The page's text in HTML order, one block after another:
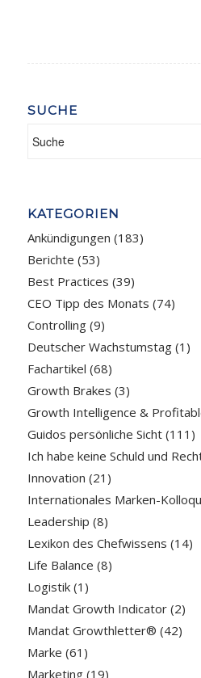
SUCHE
KATEGORIEN
Ankündigungen (183)
Berichte (53)
Best Practices (39)
CEO Tipp des Monats (74)
Controlling(9)
Deutscher Wachstumstag(1)
Fachartikel (68)
Growth Brakes (3)
Growth Intelligence &
Guidos persönliche Sicht(111)
Ich habe keine Schuld und
Innovation (21)
Internationales Marken-
Leadership (8)
Lexikon des Chefwissens (14)
Life Balance (8)
Logistik(1)
Mandat Growth Indicator(2)
Mandat Growthletter® (42)
Marke (61)
Marketing(19)